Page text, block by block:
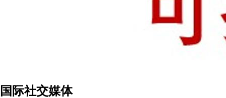
国际社交媒体